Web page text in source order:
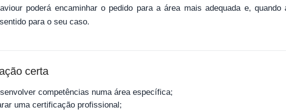
poderá encaminhar o pedido para a área mais adequada e, quando
para o seu caso.
certa
competências numa área específica;
uma certificação profissional;